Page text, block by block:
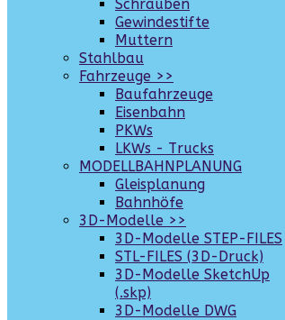
Schrauben
Gewindestifte
Muttern
Stahlbau
Fahrzeuge >>
Baufahrzeuge
Eisenbahn
PKWs
LKWs - Trucks
MODELLBAHNPLANUNG
Gleisplanung
Bahnhöfe
3D-Modelle >>
3D-Modelle STEP-FILES
STL-FILES (3D-Druck)
3D-Modelle SketchUp
(.skp)
3D-Modelle DWG